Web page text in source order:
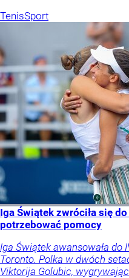
TenisSport
Iga Świątek zwróciła się
potrzebować pomocy
Iga Świątek awansowała do
Toronto. Polka w dwóch
Viktorija Golubic, wygrywając